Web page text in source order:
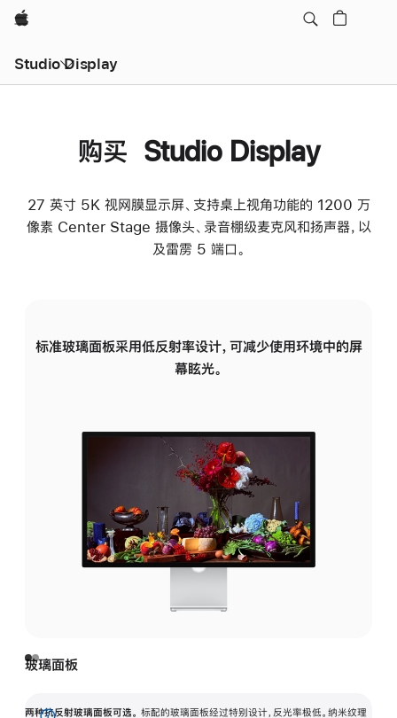
Apple
Studio Display
购买 Studio Display
27 英寸 5K 视网膜显示屏、支持桌上视角功能的 1200 万
像素 Center Stage 摄像头、录音棚级麦克风和扬声器，以
及雷雳 5 端口。
标准玻璃面板采用低反射率设计，可减少使用环境中的屏
幕眩光。
玻璃面板
两种抗反射玻璃面板可选。 标配的玻璃面板经过特别设计，反光率极低。纳米纹理